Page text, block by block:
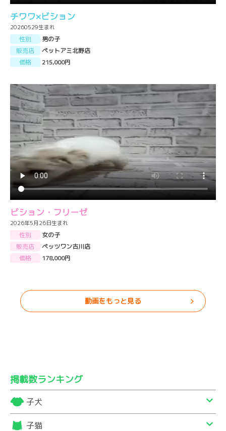
チワワ×ビション
20260529生まれ
性別
男の子
販売店
ペットアミ北野店
価格
215,000円
ビション・フリーゼ
2026年5月26日生まれ
性別
女の子
販売店
ペッツワン古川店
価格
178,000円
動画をもっと見る
掲載数ランキング
子犬
子猫